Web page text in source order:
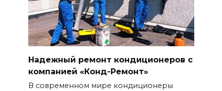
Надежный ремонт кондиционеров с
компанией «Конд-Ремонт»
В современном мире кондиционеры